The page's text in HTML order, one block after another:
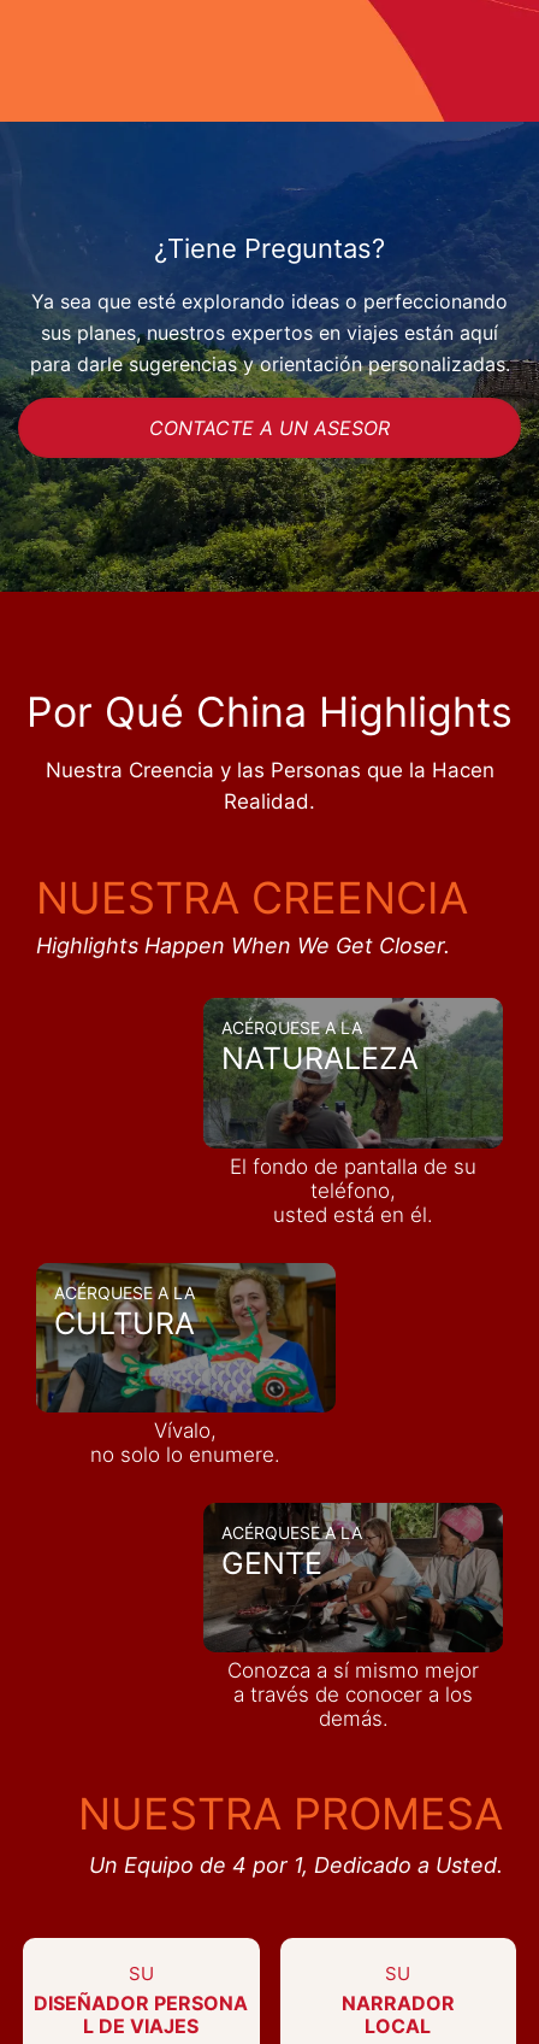
¿Tiene Preguntas?
Ya sea que esté explorando ideas o perfeccionando
sus planes, nuestros expertos en viajes están aquí
para darle sugerencias y orientación personalizadas.
CONTACTE A UN ASESOR
Por Qué China Highlights
Nuestra Creencia y las Personas que la Hacen
Realidad.
NUESTRA CREENCIA
Highlights Happen When We Get Closer.
ACÉRQUESE A LA
NATURALEZA
El fondo de pantalla de su
teléfono,
usted está en él.
ACÉRQUESE A LA
CULTURA
Vívalo,
no solo lo enumere.
ACÉRQUESE A LA
GENTE
Conozca a sí mismo mejor
a través de conocer a los
demás.
NUESTRA PROMESA
Un Equipo de 4 por 1, Dedicado a Usted.
SU
DISEÑADOR PERSONA
L DE VIAJES
SU
NARRADOR
LOCAL